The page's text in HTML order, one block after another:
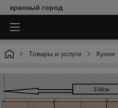
красный город
Товары и услуги Кухни